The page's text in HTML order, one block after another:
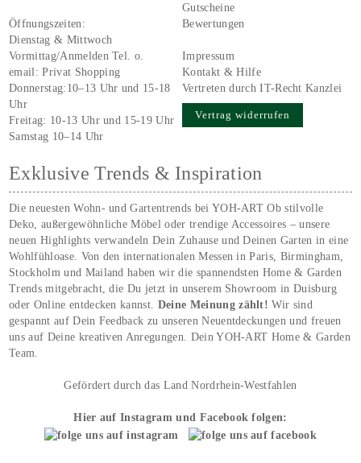
Öffnungszeiten:
Dienstag & Mittwoch
Vormittag/Anmelden Tel. o.
email:Privat Shopping
Donnerstag:10–13 Uhr und 15-18
Uhr
Freitag: 10-13 Uhr und 15-19 Uhr
Samstag 10–14 Uhr
Gutscheine
Bewertungen
Impressum
Kontakt & Hilfe
Vertreten durch IT-Recht Kanzlei
Vertrag widerrufen
Exklusive Trends & Inspiration
Die neuesten Wohn- und Gartentrends bei YOH‑ART Ob stilvolle
Deko, außergewöhnliche Möbel oder trendige Accessoires – unsere
neuen Highlights verwandeln Dein Zuhause und Deinen Garten in eine
Wohlfühloase. Von den internationalen Messen in Paris, Birmingham,
Stockholm und Mailand haben wir die spannendsten Home & Garden
Trends mitgebracht, die Du jetzt in unserem Showroom in Duisburg
oder Online entdecken kannst. Deine Meinung zählt!Wir sind
gespannt auf Dein Feedback zu unseren Neuentdeckungen und freuen
uns auf Deine kreativen Anregungen. Dein YOH‑ART Home & Garden
Team.
Gefördert durch das Land Nordrhein-Westfahlen
Hier auf Instagram und Facebook folgen: